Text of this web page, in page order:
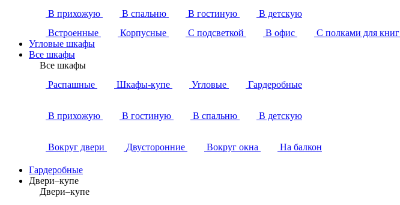
В прихожую
В спальню В гостиную
В детскую
Встроенные
Корпусные С подсветкой В офис С полками для книг
Угловые шкафы
Все шкафы
Все шкафы
Распашные
Шкафы-купе Угловые Гардеробные
В прихожую В гостиную В спальню В детскую
Вокруг двери Двусторонние Вокруг окна На балкон
Гардеробные
Двери–купе
Двери–купе